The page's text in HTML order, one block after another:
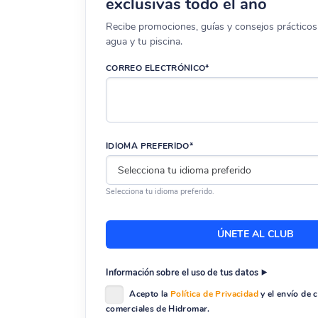
Encuentra la Brida Motor Astral Victoria
descubre una amplia selección de productos para el
Recibe promociones, guías y consejos
agua y tu piscina.
CORREO ELECTRÓNICO*
IDIOMA PREFERIDO*
Selecciona tu idioma preferido.
Información sobre el uso de tus datos
Acepto la Política de Privacidady el envío de
comerciales de Hidromar.